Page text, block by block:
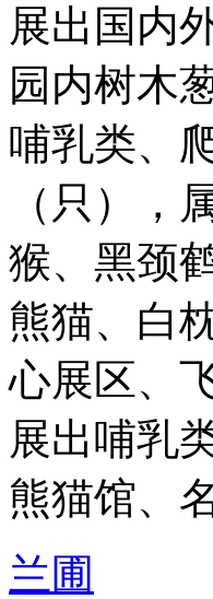
展出国内
园内树木
哺乳类、
（只），
猴、黑颈
熊猫、白
心展区、
展出哺乳
熊猫馆、
兰圃